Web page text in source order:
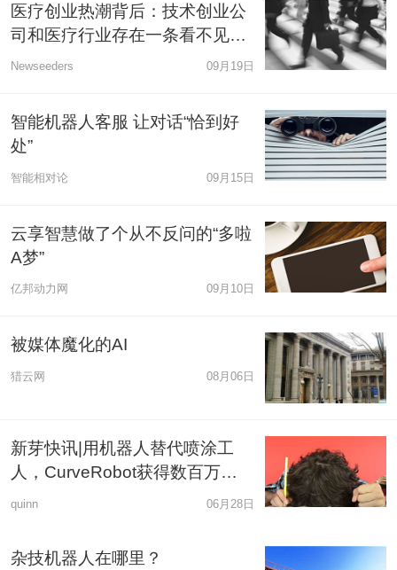
医疗创业热潮背后：技术创业公
司和医疗行业存在一条看不见的
鸿沟
Newseeders 09月19日
智能机器人客服 让对话“恰到好
处”
智能相对论 09月15日
云享智慧做了个从不反问的“多啦
A梦”
亿邦动力网 09月10日
被媒体魔化的AI
猎云网 08月06日
新芽快讯|用机器人替代喷涂工
人，CurveRobot获得数百万人
民币天使轮投资
quinn 06月28日
杂技机器人在哪里？